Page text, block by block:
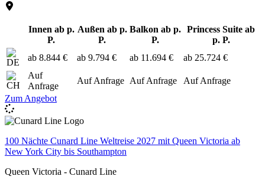
Innen ab p.
P.
Außen ab p.
P.
Balkon ab p.
P.
Princess Suite ab
p. P.
ab 8.844 €
ab 9.794 € ab 11.694 €
ab 25.724 €
Auf
Anfrage
Auf Anfrage Auf Anfrage
Auf Anfrage
Zum Angebot
100 Nächte Cunard Line Weltreise 2027 mit Queen Victoria ab
New York City bis Southampton
Queen Victoria - Cunard Line